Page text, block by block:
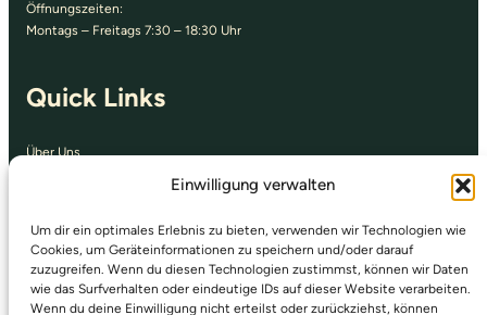
Einwilligung verwalten
Um dir ein optimales Erlebnis zu bieten, verwenden wir Technologien wie
Cookies, um Geräteinformationen zu speichern und/oder darauf
zuzugreifen. Wenn du diesen Technologien zustimmst, können wir Daten
wie das Surfverhalten oder eindeutige IDs auf dieser Website verarbeiten.
Wenn du deine Einwilligung nicht erteilst oder zurückziehst, können
Öffnungszeiten:
Montags – Freitags 7:30 – 18:30 Uhr
Quick Links
Über Uns
Impressum
Datenschutz